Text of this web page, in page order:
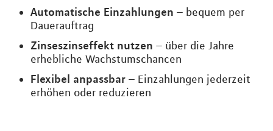
Automatische Einzahlungen – bequem per
Dauerauftrag
Zinseszinseffekt nutzen – über die Jahre
erhebliche Wachstumschancen
Flexibel anpassbar – Einzahlungen jederzeit
erhöhen oder reduzieren